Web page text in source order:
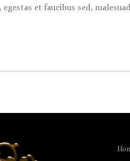
et faucibus sed,